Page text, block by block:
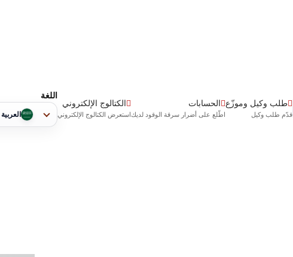
طلب وكيل وموزّع
قدّم طلب وكيل
الحسابات
اطّلع على أضرار سرقة الوقود لديك
الكتالوج الإلكتروني
استعرض الكتالوج الإلكتروني
اللغة
العربية